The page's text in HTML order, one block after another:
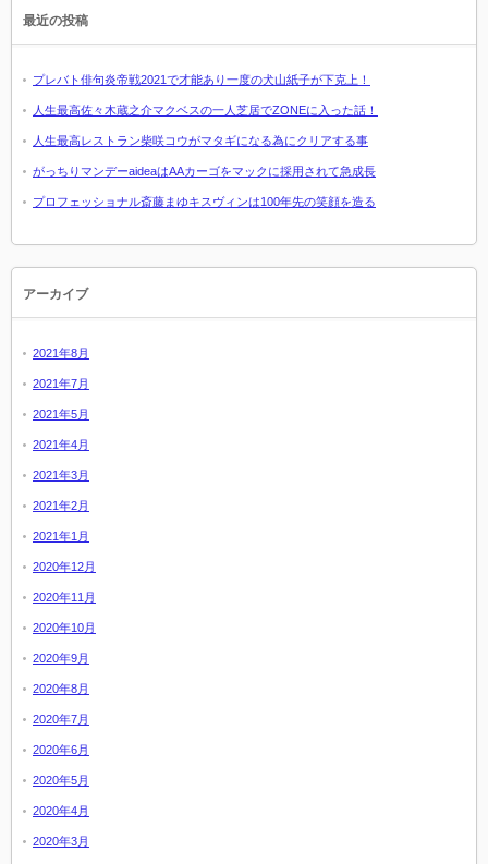
最近の投稿
プレバト俳句炎帝戦2021で才能あり一度の犬山紙子が下克上！
人生最高佐々木蔵之介マクベスの一人芝居でZONEに入った話！
人生最高レストラン柴咲コウがマタギになる為にクリアする事
がっちりマンデーaideaはAAカーゴをマックに採用されて急成長
プロフェッショナル斎藤まゆキスヴィンは100年先の笑顔を造る
アーカイブ
2021年8月
2021年7月
2021年5月
2021年4月
2021年3月
2021年2月
2021年1月
2020年12月
2020年11月
2020年10月
2020年9月
2020年8月
2020年7月
2020年6月
2020年5月
2020年4月
2020年3月